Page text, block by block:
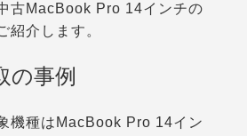
古MacBook Pro 14インチの
紹介します。
の事例
機種はMacBook Pro 14イン